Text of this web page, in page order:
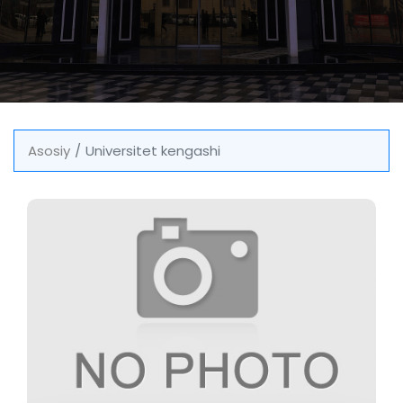
Asosiy Universitet kengashi